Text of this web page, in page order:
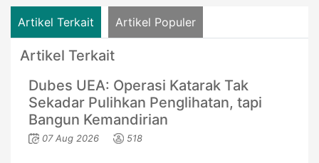
Artikel Terkait Artikel Populer
Artikel Terkait
Dubes UEA: Operasi Katarak Tak
Sekadar Pulihkan Penglihatan, tapi
Bangun Kemandirian
07 Aug 2026 518